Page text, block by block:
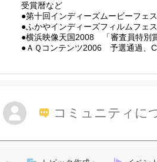
受賞暦など
●第十回インディーズムービーフェ
●ふかやインディーズフィルムフェ
●横浜映像天国2008 「審査員特別
●ＡＱコンテンツ2006 予選通過、
コミュニティに